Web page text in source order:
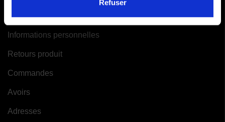
Refuser
Informations personnelles
Retours produit
Commandes
Avoirs
Adresses